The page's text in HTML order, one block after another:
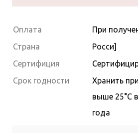
Оплата
При
Страна
Росси]
Сертифиция
Cрок годности
Хранить
выше 25°С
года